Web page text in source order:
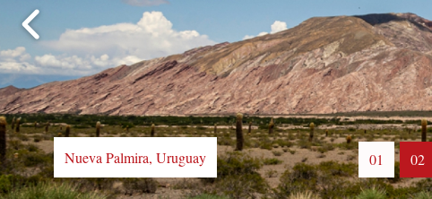
01 02
Nueva Palmira, Uruguay